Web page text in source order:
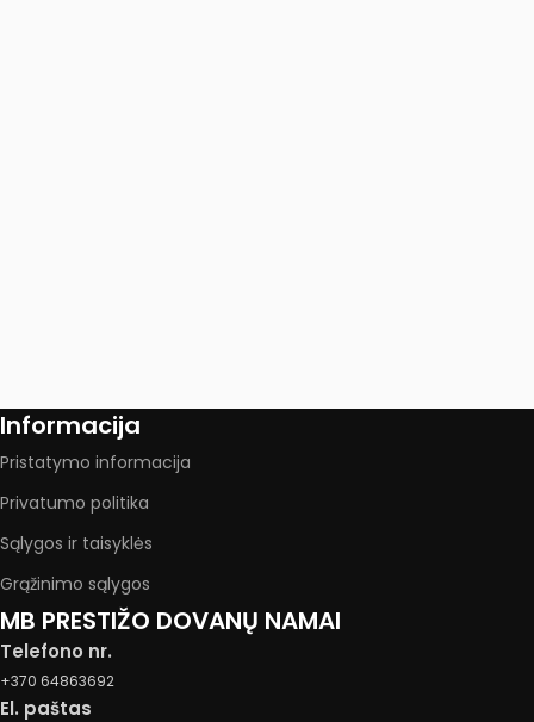
Informacija
Pristatymo informacija
Privatumo politika
Sąlygos ir taisyklės
Grąžinimo sąlygos
MB PRESTIŽO DOVANŲ NAMAI
Telefono nr.
+370 64863692
El. paštas